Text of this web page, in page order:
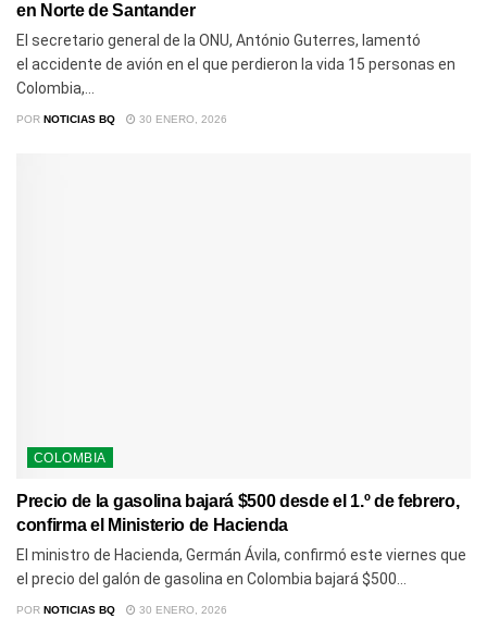
en Norte de Santander
El secretario general de la ONU, António Guterres, lamentó
el accidente de avión en el que perdieron la vida 15 personas en
Colombia,...
POR NOTICIAS BQ 30 ENERO, 2026
COLOMBIA
Precio de la gasolina bajará $500 desde el 1.º de febrero,
confirma el Ministerio de Hacienda
El ministro de Hacienda, Germán Ávila, confirmó este viernes que
el precio del galón de gasolina en Colombia bajará $500...
POR NOTICIAS BQ 30 ENERO, 2026